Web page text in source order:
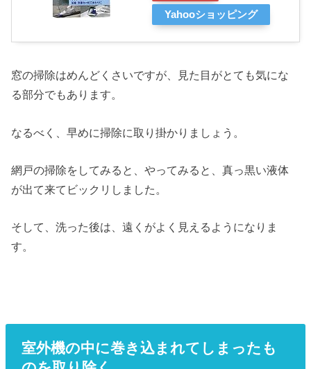
Yahooショッピング
窓の掃除はめんどくさいですが、見た目がとても気にな
る部分でもあります。
なるべく、早めに掃除に取り掛かりましょう。
網戸の掃除をしてみると、やってみると、真っ黒い液体
が出て来てビックリしました。
そして、洗った後は、遠くがよく見えるようになりま
す。
室外機の中に巻き込まれてしまったも